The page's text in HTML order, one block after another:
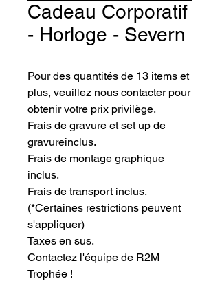
Cadeau Corporatif
- Horloge - Severn
Pour des quantités de 13 items et
plus, veuillez nous contacter pour
obtenir votre prix privilège.
Frais de gravure et set up de
gravureinclus.
Frais de montage graphique
inclus.
Frais de transport inclus.
(*Certaines restrictions peuvent
s'appliquer)
Taxes en sus.
Contactez l'équipe de R2M
Trophée !